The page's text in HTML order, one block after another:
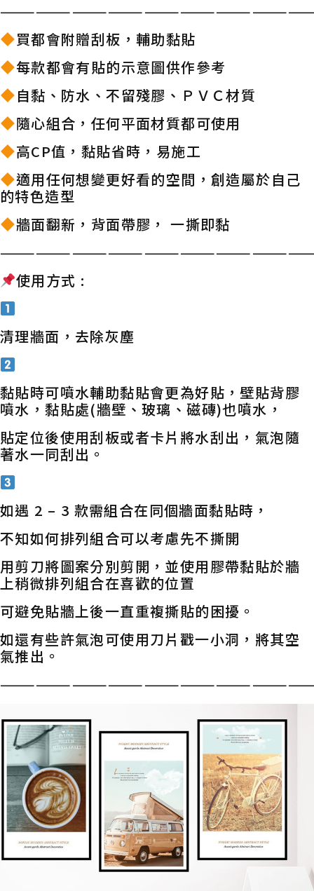
買都會附贈刮板，輔助黏貼
每款都會有貼的示意圖供作參考
自黏、防水、不留殘膠、ＰＶＣ材質
隨心組合，任何平面材質都可使用
高CP值，黏貼省時，易施工
適用任何想變更好看的空間，創造屬於自己
的特色造型
牆面翻新，背面帶膠， 一撕即黏
使用方式 :
清理牆面，去除灰塵
黏貼時可噴水輔助黏貼會更為好貼，壁貼背膠
噴水，黏貼處(牆壁、玻璃、磁磚)也噴水，
貼定位後使用刮板或者卡片將水刮出，氣泡隨
著水一同刮出。
如遇 2 – 3 款需組合在同個牆面黏貼時，
不知如何排列組合可以考慮先不撕開
用剪刀將圖案分別剪開，並使用膠帶黏貼於牆
上稍微排列組合在喜歡的位置
可避免貼牆上後一直重複撕貼的困擾。
如還有些許氣泡可使用刀片戳一小洞，將其空
氣推出。